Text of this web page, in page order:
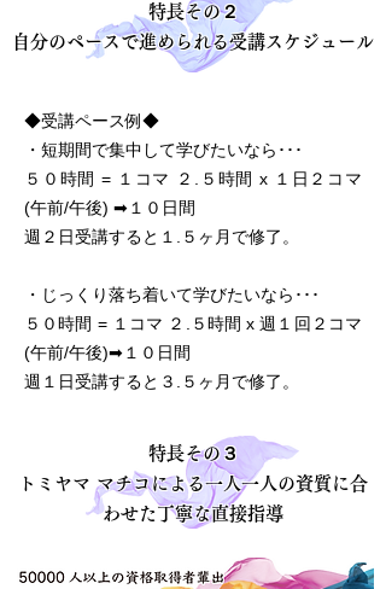
特長その２
自分のペースで進められる受講スケジュール
◆受講ペース例◆
・短期間で集中して学びたいなら･･･
５０時間 = １コマ ２.５時間 x １日２コマ
(午前/午後) ➡１０日間
週２日受講すると１.５ヶ月で修了。
・じっくり落ち着いて学びたいなら･･･
５０時間 = １コマ ２.５時間 x 週１回２コマ
(午前/午後)➡１０日間
週１日受講すると３.５ヶ月で修了。
特長その３
トミヤマ マチコによる一人一人の資質に合
わせた丁寧な直接指導